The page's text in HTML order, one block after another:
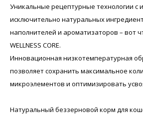
Уникальные рецептурные технологии с
исключительно натуральных
наполнителей и ароматизаторов – вот
WELLNESS CORE.
Инновационная низкотемпературная
позволяет сохранить максимальное
микроэлементов и оптимизировать
Натуральный беззерновой корм для